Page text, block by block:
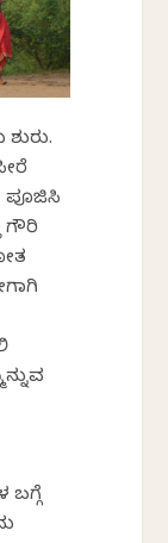
ಪೂಜಿಸಿ
ಗೌರಿ
ಬಗ್ಗೆ